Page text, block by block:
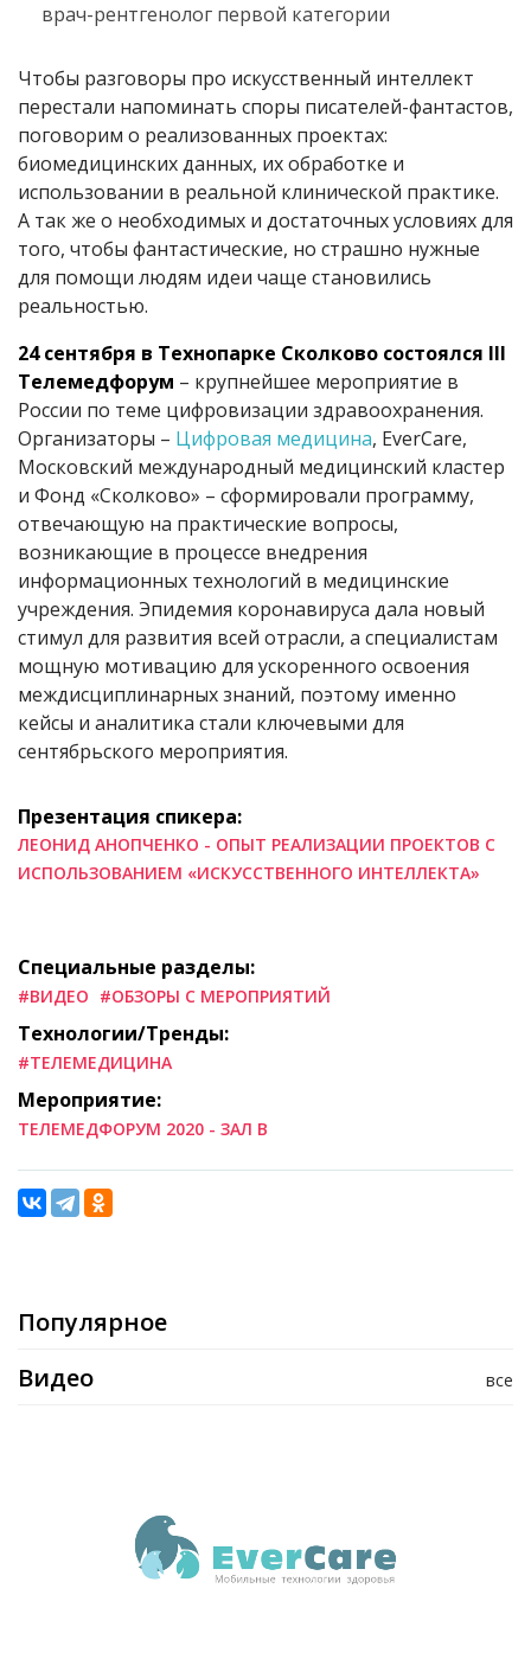
врач-рентгенолог первой категории
Чтобы разговоры про искусственный интеллект
перестали напоминать споры писателей-фантастов,
поговорим о реализованных проектах:
биомедицинских данных, их обработке и
использовании в реальной клинической практике.
А так же о необходимых и достаточных условиях для
того, чтобы фантастические, но страшно нужные
для помощи людям идеи чаще становились
реальностью.
24 сентября в Технопарке Сколково состоялся III
Телемедфорум – крупнейшее мероприятие в
России по теме цифровизации здравоохранения.
Организаторы – Цифровая медицина, EverCare,
Московский международный медицинский кластер
и Фонд «Сколково» – сформировали программу,
отвечающую на практические вопросы,
возникающие в процессе внедрения
информационных технологий в медицинские
учреждения. Эпидемия коронавируса дала новый
стимул для развития всей отрасли, а специалистам
мощную мотивацию для ускоренного освоения
междисциплинарных знаний, поэтому именно
кейсы и аналитика стали ключевыми для
сентябрьского мероприятия.
Презентация спикера:
ЛЕОНИД АНОПЧЕНКО - ОПЫТ РЕАЛИЗАЦИИ ПРОЕКТОВ С
ИСПОЛЬЗОВАНИЕМ «ИСКУССТВЕННОГО ИНТЕЛЛЕКТА»
Специальные разделы:
#ВИДЕО #ОБЗОРЫ С МЕРОПРИЯТИЙ
Технологии/Тренды:
#ТЕЛЕМЕДИЦИНА
Мероприятие:
ТЕЛЕМЕДФОРУМ 2020 - ЗАЛ В
Популярное
все
Видео